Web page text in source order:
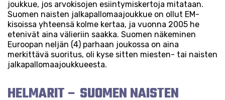
joukkue, jos arvokisojen esiintymiskertoja mitataan.
Suomen naisten jalkapallomaajoukkue on ollut EM-
kisoissa yhteensä kolme kertaa, ja vuonna 2005 he
etenivät aina välieriin saakka. Suomen näkeminen
Euroopan neljän (4) parhaan joukossa on aina
merkittävä suoritus, oli kyse sitten miesten- tai naisten
jalkapallomaajoukkueesta.
HELMARIT – SUOMEN NAISTEN